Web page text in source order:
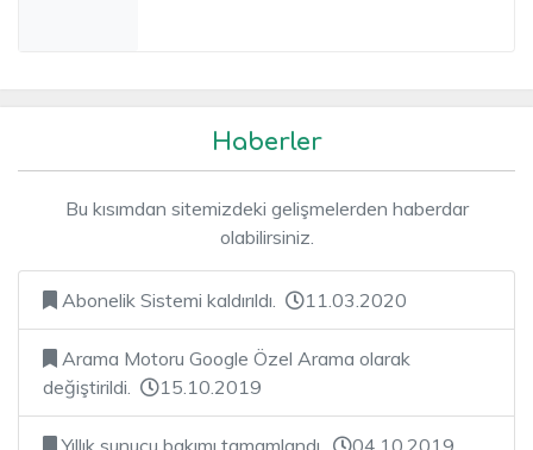
Haberler
Bu kısımdan sitemizdeki gelişmelerden haberdar
olabilirsiniz.
Abonelik Sistemi kaldırıldı. 11.03.2020
Arama Motoru Google Özel Arama olarak
değiştirildi.
15.10.2019